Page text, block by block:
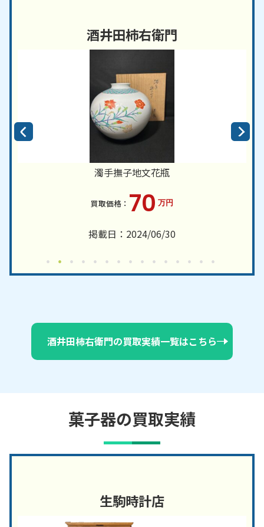
酒井田柿右衛門
濁手撫子地文花瓶
70 万円
掲載日：2024/06/30
酒井田柿右衛門の買取実績一覧はこちら
菓子器の買取実績
生駒時計店